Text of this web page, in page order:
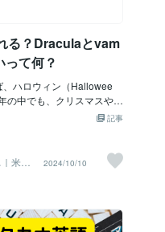
る？Draculaとvam
て何？
、ハロウィン（Hallowee
の中でも、クリスマスやサ
に続いて、大きなイベン
て、よく知られているの
す！英語では、Dracula
）とかvampire（ヴァンパ
？実は、元英語講師とし
記事
米在
英語
2024/10/10